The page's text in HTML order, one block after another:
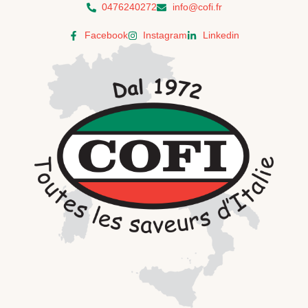
0476240272 info@cofi.fr
Facebook Instagram Linkedin